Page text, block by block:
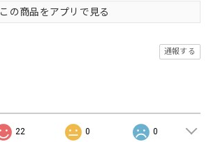
この商品をアプリで見る
通報する
22 0 0